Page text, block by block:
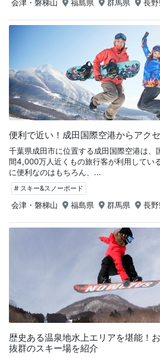
会津・磐梯山 福島県 群馬県 長
便利で近い！成田国際空港からアク
千葉県成田市に位置する成田国際空港は、
間4,000万人近くもの旅行客が利用してい
に便利なのはもちろん、...
# スキー&スノーボード
会津・磐梯山 福島県 群馬県 長
歴史ある温泉地水上エリアを堪能！
抜群のスキー場を紹介